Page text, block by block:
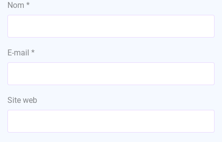
Nom *
E-mail *
Site web